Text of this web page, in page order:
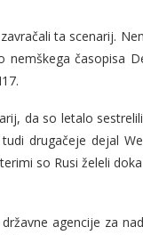
ta scenarij.
časopisa
da so letalo
drugačeje dejal
so Rusi želeli
agencije za